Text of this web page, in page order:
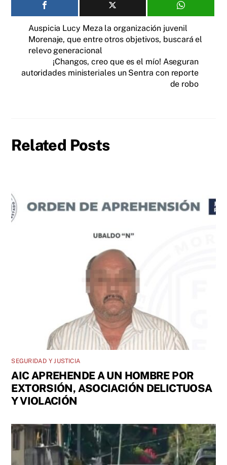
Auspicia Lucy Meza la organización juvenil
Morenaje, que entre otros objetivos, buscará el
relevo generacional
¡Changos, creo que es el mío! Aseguran
autoridades ministeriales un Sentra con reporte
de robo
Related Posts
SEGURIDAD Y JUSTICIA
AIC APREHENDE A UN HOMBRE POR
EXTORSIÓN, ASOCIACIÓN DELICTUOSA
Y VIOLACIÓN